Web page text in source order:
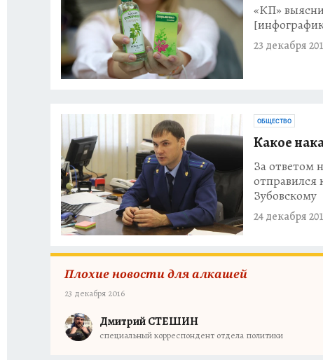
«КП»
23 декабря
ОБЩЕСТВО
Какое
За ответом
отправился
Зубовскому
24 декабря
Плохие новости для алкашей
23 декабря 2016
Дмитрий СТЕШИН
специальный корреспондент отдела политики